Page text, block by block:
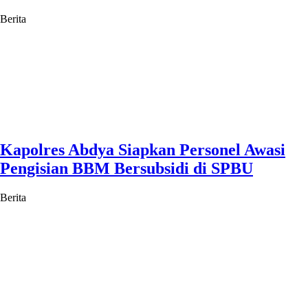
Berita
Kapolres Abdya Siapkan Personel Awasi
Pengisian BBM Bersubsidi di SPBU
Berita